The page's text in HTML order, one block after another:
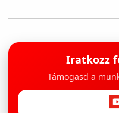
Iratkozz
Támogasd a